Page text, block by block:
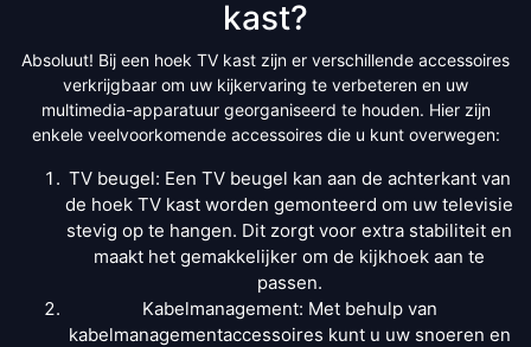
kast?
Absoluut! Bij een hoek TV kast zijn er verschillende accessoires
verkrijgbaar om uw kijkervaring te verbeteren en uw
multimedia-apparatuur georganiseerd te houden. Hier zijn
enkele veelvoorkomende accessoires die u kunt overwegen:
TV beugel: Een TV beugel kan aan de achterkant van
de hoek TV kast worden gemonteerd om uw televisie
stevig op te hangen. Dit zorgt voor extra stabiliteit en
maakt het gemakkelijker om de kijkhoek aan te
passen.
Kabelmanagement: Met behulp van
kabelmanagementaccessoires kunt u uw snoeren en